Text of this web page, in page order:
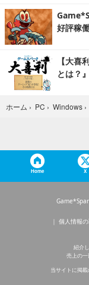
好評稼
【大喜
とは？
ホーム › PC › Windows ›
Home X
個人情報
紹介
売上の一
当サイトに掲